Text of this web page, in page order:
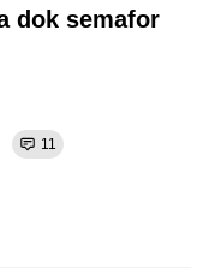
dok semafor
11